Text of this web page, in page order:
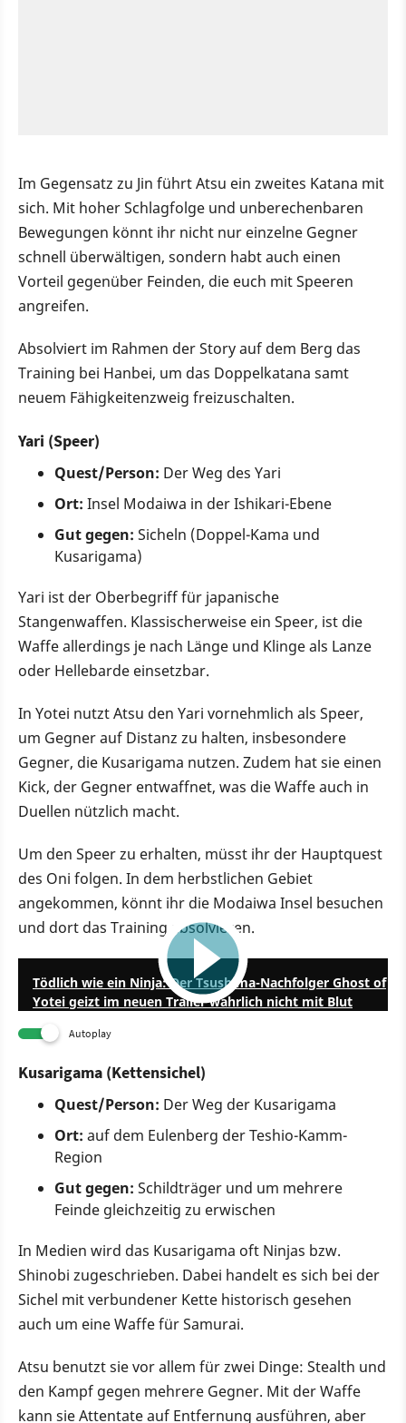
Im Gegensatz zu Jin führt Atsu ein zweites Katana mit
sich. Mit hoher Schlagfolge und unberechenbaren
Bewegungen könnt ihr nicht nur einzelne Gegner
schnell überwältigen, sondern habt auch einen
Vorteil gegenüber Feinden, die euch mit Speeren
angreifen.
Absolviert im Rahmen der Story auf dem Berg das
Training bei Hanbei, um das Doppelkatana samt
neuem Fähigkeitenzweig freizuschalten.
Yari (Speer)
Quest/Person: Der Weg des Yari
Ort: Insel Modaiwa in der Ishikari-Ebene
Gut gegen: Sicheln (Doppel-Kama und
Kusarigama)
Yari ist der Oberbegriff für japanische
Stangenwaffen. Klassischerweise ein Speer, ist die
Waffe allerdings je nach Länge und Klinge als Lanze
oder Hellebarde einsetzbar.
In Yotei nutzt Atsu den Yari vornehmlich als Speer,
um Gegner auf Distanz zu halten, insbesondere
Gegner, die Kusarigama nutzen. Zudem hat sie einen
Kick, der Gegner entwaffnet, was die Waffe auch in
Duellen nützlich macht.
Um den Speer zu erhalten, müsst ihr der Hauptquest
des Oni folgen. In dem herbstlichen Gebiet
angekommen, könnt ihr die Modaiwa Insel besuchen
und dort das Training absolvieren.
Tödlich wie ein Ninja: Der Tsushima-Nachfolger Ghost of
Yotei geizt im neuen Trailer wahrlich nicht mit Blut
Autoplay
Kusarigama (Kettensichel)
Quest/Person: Der Weg der Kusarigama
Ort: auf dem Eulenberg der Teshio-Kamm-
Region
Gut gegen: Schildträger und um mehrere
Feinde gleichzeitig zu erwischen
In Medien wird das Kusarigama oft Ninjas bzw.
Shinobi zugeschrieben. Dabei handelt es sich bei der
Sichel mit verbundener Kette historisch gesehen
auch um eine Waffe für Samurai.
Atsu benutzt sie vor allem für zwei Dinge: Stealth und
den Kampf gegen mehrere Gegner. Mit der Waffe
kann sie Attentate auf Entfernung ausführen, aber